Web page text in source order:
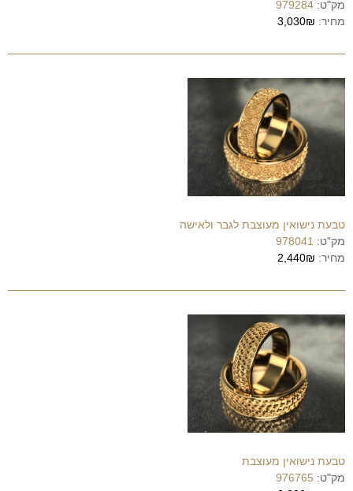
מק"ט: 979284
מחיר: 3,030₪
טבעת נישואין מעוצבת לגבר ולאישה
מק"ט: 978041
מחיר: 2,440₪
טבעת נישואין מעוצבת
מק"ט: 976765